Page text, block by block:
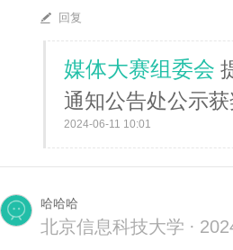
回复
媒体大赛组委会
通知公告处公示
2024-06-11 10:01
哈哈哈
北京信息科技大学 ·